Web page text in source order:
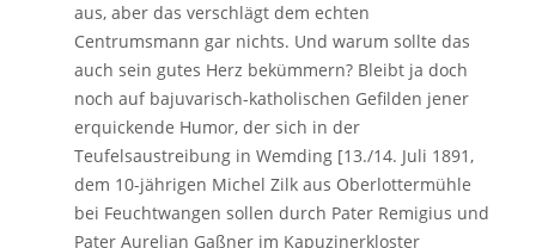
aus, aber das verschlägt dem echten
Centrumsmann gar nichts. Und warum sollte das
auch sein gutes Herz bekümmern? Bleibt ja doch
noch auf bajuvarisch-katholischen Gefilden jener
erquickende Humor, der sich in der
Teufelsaustreibung in Wemding [13./14. Juli 1891,
dem 10-jährigen Michel Zilk aus Oberlottermühle
bei Feuchtwangen sollen durch Pater Remigius und
Pater Aurelian Gaßner im Kapuzinerkloster